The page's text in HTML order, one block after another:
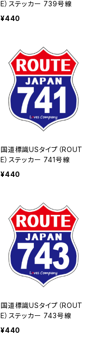
E）ステッカー 739号線
¥440
国道標識USタイプ（ROUT
E）ステッカー 741号線
¥440
国道標識USタイプ（ROUT
E）ステッカー 743号線
¥440